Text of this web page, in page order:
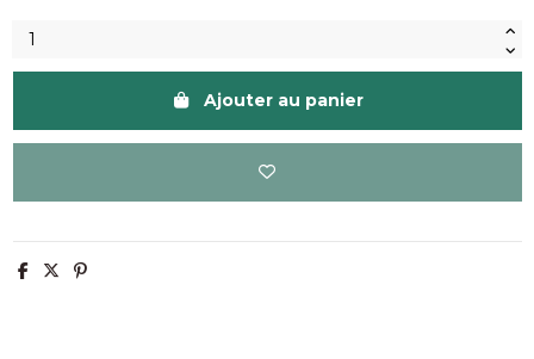
Ajouter au panier